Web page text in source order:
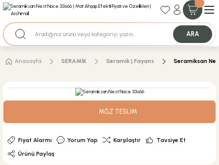
35+ Yıllık Tecrübe
Nakit Ödemeli Özel Fiyatlar için Bizden Teklif Alabilirsiniz.
ARA
Anasayfa SERAMİK Seramik | Fayans Seramiksan
MĞZ TESLİM
Fiyat Alarmı Yorum Yap Karşılaştır
Tavsiye Et
Ürünü Paylaş